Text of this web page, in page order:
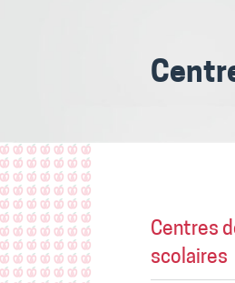
Centres
scolaires